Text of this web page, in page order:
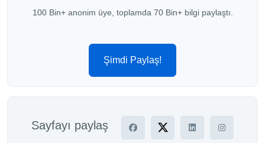
100 Bin+ anonim üye, toplamda 70 Bin+ bilgi paylaştı.
Şimdi Paylaş!
Sayfayı paylaş